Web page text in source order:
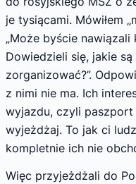
je tysiącami. Mówiłem
„Może byście
Dowiedzieli się, jakie
zorganizować?”.
z nimi nie ma. Ich
wyjazdu, czyli paszport
wyjeżdżaj. To jak ci
kompletnie ich nie
Więc przyjeżdżali do